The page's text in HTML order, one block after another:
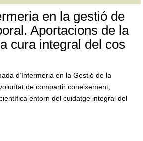
en la gestió de
Aportacions de la
cura integral del cos
d’Infermeria en la Gestió de la
de compartir coneixement,
entorn del cuidatge integral del